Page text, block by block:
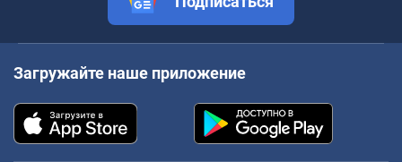
Загружайте наше приложение